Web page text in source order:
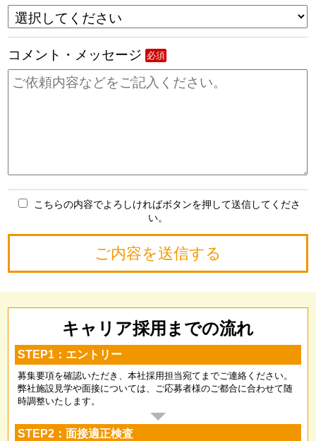
コメント・メッセージ 必須
こちらの内容でよろしければボタンを押して送信してくださ
い。
キャリア採用までの流れ
STEP1：エントリー
募集要項を確認いただき、本社採用担当宛てまでご連絡ください。
弊社施設見学や面接については、ご応募者様のご都合に合わせて随
時調整いたします。
STEP2：面接適正検査